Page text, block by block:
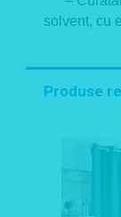
solvent, cu
Produse